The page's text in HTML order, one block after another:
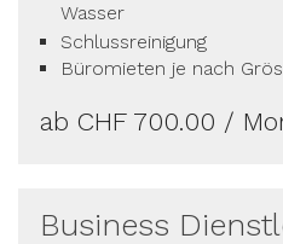
Wasser
Schlussreinigung
Büromieten je nach
ab CHF 700.00 /
Business